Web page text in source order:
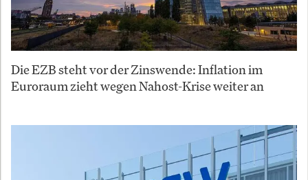
Die EZB steht vor der Zinswende: Inflation im
Euroraum zieht wegen Nahost-Krise weiter an